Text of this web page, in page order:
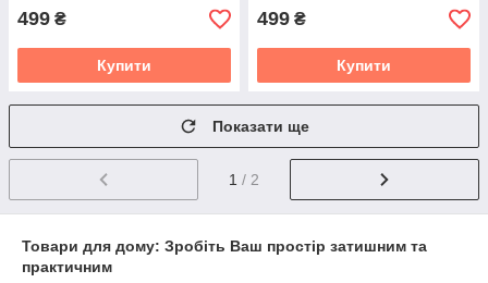
499 ₴
Купити
499 ₴
Купити
Показати ще
1 / 2
Товари для дому: Зробіть Ваш простір затишним та
практичним